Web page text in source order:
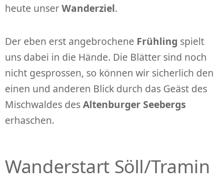
heute unserWanderziel.
Der eben erst angebrochene Frühling spielt
uns dabei in die Hände. Die Blätter sind noch
nicht gesprossen, so können wir sicherlich den
einen und anderen Blick durch das Geäst des
Mischwaldes desAltenburger Seebergs
erhaschen.
Wanderstart Söll/Tramin